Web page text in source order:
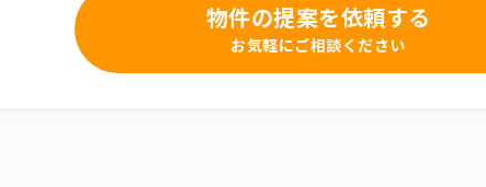
物件の提案を依頼する
お気軽にご相談ください